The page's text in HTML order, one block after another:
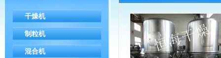
干燥机
制粒机
混合机